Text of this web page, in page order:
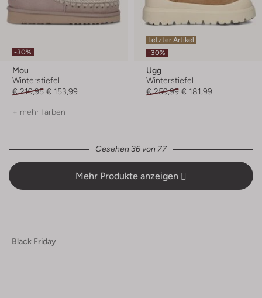
-30%
Mou
Winterstiefel
€ 219,95 € 153,99
+ mehr farben
Letzter Artikel
-30%
Ugg
Winterstiefel
€ 259,99 € 181,99
Gesehen 36 von 77
Mehr Produkte anzeigen
Black Friday